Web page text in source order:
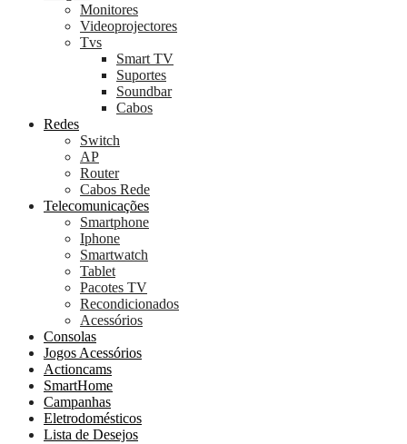
Monitores
Videoprojectores
Tvs
Smart TV
Suportes
Soundbar
Cabos
Redes
Switch
AP
Router
Cabos Rede
Telecomunicações
Smartphone
Iphone
Smartwatch
Tablet
Pacotes TV
Recondicionados
Acessórios
Consolas
Jogos Acessórios
Actioncams
SmartHome
Campanhas
Eletrodomésticos
Lista de Desejos